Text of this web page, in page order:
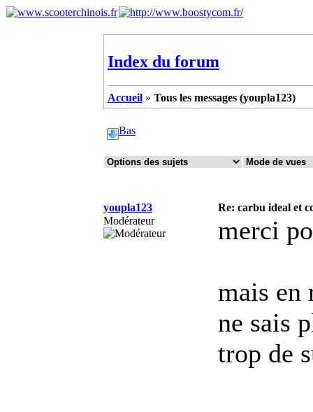
Index du forum
Accueil » Tous les messages (youpla123)
Bas
youpla123
Re: carbu ideal et
Modérateur
merci
mais en
ne sais
trop de